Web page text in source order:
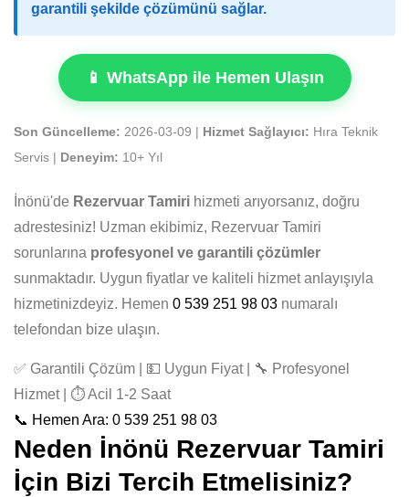
garantili şekilde çözümünü sağlar.
📱 WhatsApp ile Hemen Ulaşın
Son Güncelleme: 2026-03-09 | Hizmet Sağlayıcı: Hıra Teknik
Servis |
Deneyim: 10+ Yıl
İnönü'de Rezervuar Tamiri hizmeti arıyorsanız, doğru
adrestesiniz! Uzman ekibimiz, Rezervuar Tamiri
sorunlarına profesyonel ve garantili çözümler
sunmaktadır. Uygun fiyatlar ve kaliteli hizmet anlayışıyla
hizmetinizdeyiz. Hemen 0 539 251 98 03 numaralı
telefondan bize ulaşın.
✅ Garantili Çözüm | 💵 Uygun Fiyat | 🔧 Profesyonel
Hizmet | ⏱️ Acil 1-2 Saat
📞 Hemen Ara: 0 539 251 98 03
Neden İnönü Rezervuar Tamiri
İçin Bizi Tercih Etmelisiniz?